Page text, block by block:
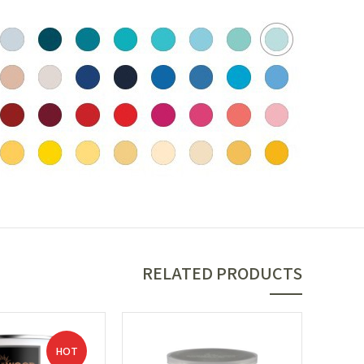
RELATED PRODUCTS
HOT